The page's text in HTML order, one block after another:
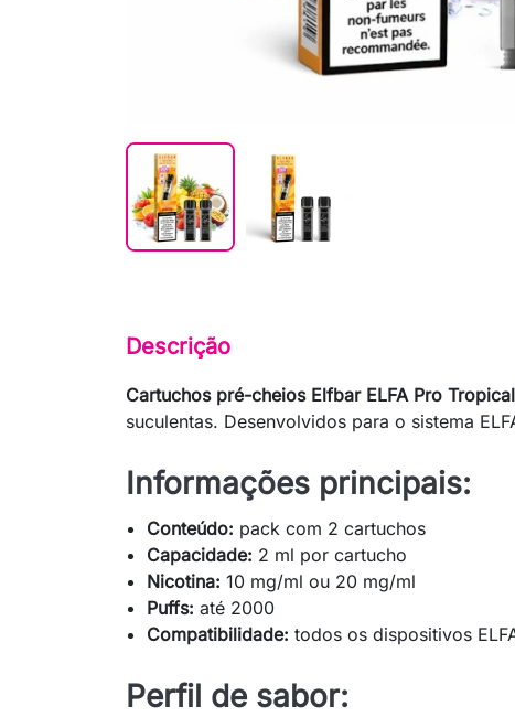
Descrição
Cartuchos pré-cheios Elfbar ELFA Pro
suculentas. Desenvolvidos para o sistema
Informações principais:
Conteúdo: pack com 2 cartuchos
Capacidade: 2 ml por cartucho
Nicotina: 10 mg/ml ou 20 mg/ml
Puffs: até 2000
Compatibilidade: todos os dispositivos
Perfil de sabor: